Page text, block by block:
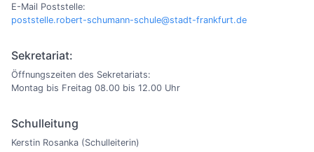
E-Mail Poststelle:
poststelle.robert-schumann-schule@stadt-frankfurt.de
Sekretariat:
Öffnungszeiten des Sekretariats:
Montag bis Freitag 08.00 bis 12.00 Uhr
Schulleitung
Kerstin Rosanka (Schulleiterin)